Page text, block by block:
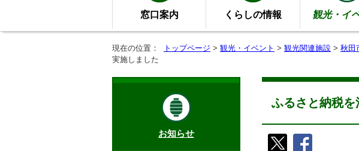
窓口案内 くらしの情報 観光・イ
現在の位置： トップページ > 観光・イベント > 観光関連施設 > 秋田
実施しました
ふるさと納税
お知らせ